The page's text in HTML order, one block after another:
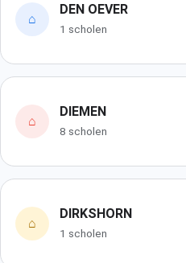
⌂
DEN OEVER
1 scholen
⌂
DIEMEN
8 scholen
⌂
DIRKSHORN
1 scholen